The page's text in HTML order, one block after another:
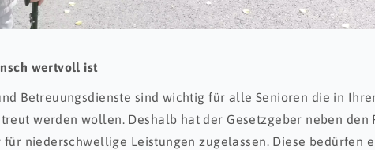
wertvoll ist
Betreuungsdienste sind wichtig für alle Senioren die in
werden wollen. Deshalb hat der Gesetzgeber neben den
für niederschwellige Leistungen zugelassen. Diese bedürfen